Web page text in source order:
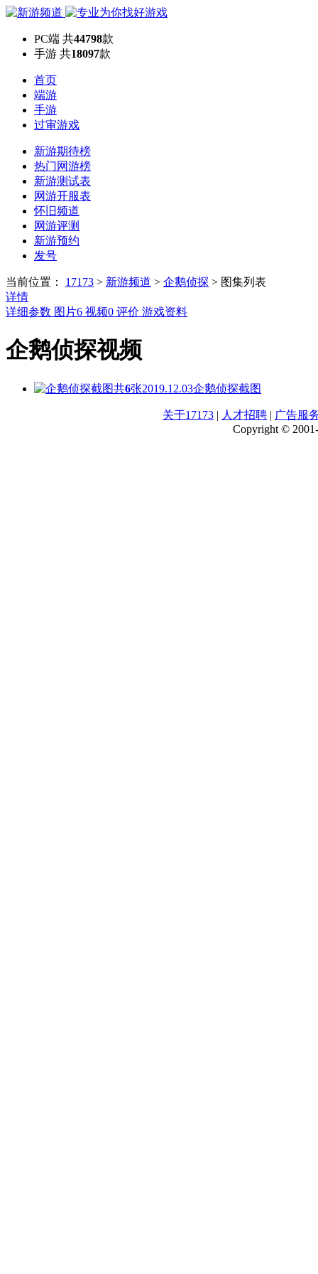
PC端 共44798款
手游 共18097款
首页
端游
手游
过审游戏
新游期待榜
热门网游榜
新游测试表
网游开服表
怀旧频道
网游评测
新游预约
发号
当前位置： 17173 > 新游频道 > 企鹅侦探 > 图集列表
详情
详细参数 图片6 视频0 评价 游戏资料
企鹅侦探视频
共6张2019.12.03企鹅侦探截图
关于17173 | 人才招聘 | 广告服
Copyright ©